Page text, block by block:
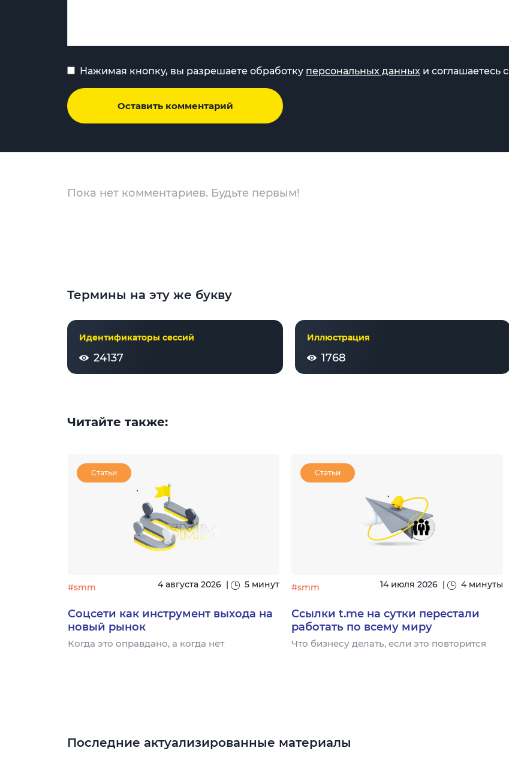
Нажимая кнопку, вы разрешаете обработку персональных данных и соглашаетесь с
Оставить комментарий
Пока нет комментариев. Будьте первым!
Термины на эту же букву
Идентификаторы сессий
24137
Иллюстрация
1768
Читайте также:
Статьи
#smm 4 августа 2026 5 минут
Соцсети как инструмент выхода на
новый рынок
Когда это оправдано, а когда нет
Статьи
#smm 14 июля 2026 4 минуты
Ссылки t.me на сутки перестали
работать по всему миру
Что бизнесу делать, если это повторится
Последние актуализированные материалы